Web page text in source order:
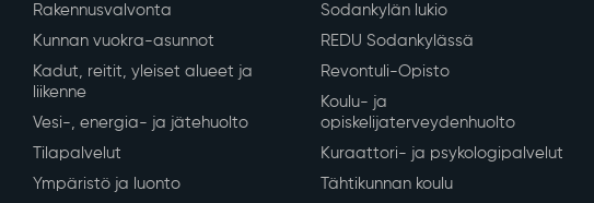
Rakennusvalvonta
Kunnan vuokra-asunnot
Kadut, reitit, yleiset alueet ja
liikenne
Vesi-, energia- ja jätehuolto
Tilapalvelut
Ympäristö ja luonto
Sodankylän lukio
REDU Sodankylässä
Revontuli-Opisto
Koulu- ja
opiskelijaterveydenhuolto
Kuraattori- ja psykologipalvelut
Tähtikunnan koulu